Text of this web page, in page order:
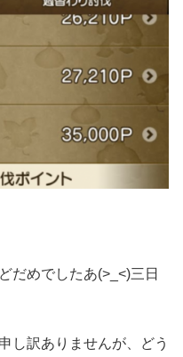
だめでしたあ(>_<)三日
し訳ありませんが、どう